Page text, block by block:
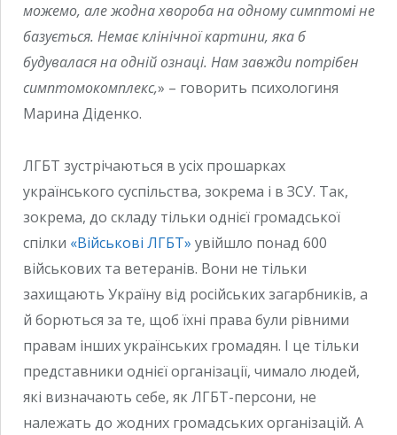
можемо, але жодна хвороба на одному симптомі не
базується. Немає клінічної картини, яка б
будувалася на одній ознаці. Нам завжди потрібен
симптомокомплекс,» – говорить психологиня
Марина Діденко.
ЛГБТ зустрічаються в усіх прошарках
українського суспільства, зокрема і в ЗСУ. Так,
зокрема, до складу тільки однієї громадської
спілки «Військові ЛГБТ» увійшло понад 600
військових та ветеранів. Вони не тільки
захищають Україну від російських загарбників, а
й борються за те, щоб їхні права були рівними
правам інших українських громадян. І це тільки
представники однієї організації, чимало людей,
які визначають себе, як ЛГБТ-персони, не
належать до жодних громадських організацій. А